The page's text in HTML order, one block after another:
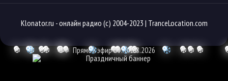
Klonator.ru -онлайн радио (с) 2004-2023 | TranceLocation.com
❆ ❆
❆
❆ ❅ ❅ ❆
❆ ❆ ❅
❆ ❆ ❆
❆
Прямой эфир от: 07.08.2026